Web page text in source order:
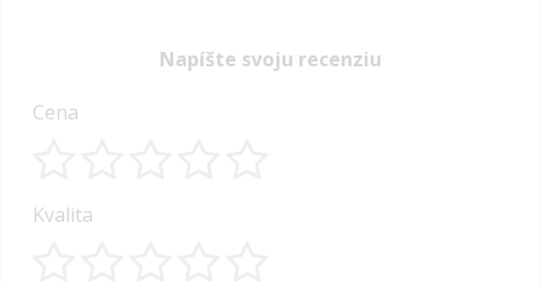
Napíšte svoju recenziu
Cena
star
stars
stars
stars
stars
Kvalita